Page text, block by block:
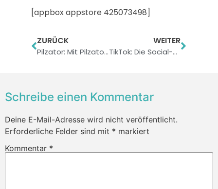
[appbox appstore 425073498]
ZURÜCK
Pilzator: Mit Pilzator in die faszinierende Pilzwelt!
WEITER
TikTok: Die Social-Media-Revolution
Schreibe einen Kommentar
Deine E-Mail-Adresse wird nicht veröffentlicht.
Erforderliche Felder sind mit * markiert
Kommentar *